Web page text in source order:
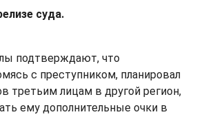
суда.
подтверждают, что
с преступником, планировал
третьим лицам в другой регион,
ему дополнительные очки в